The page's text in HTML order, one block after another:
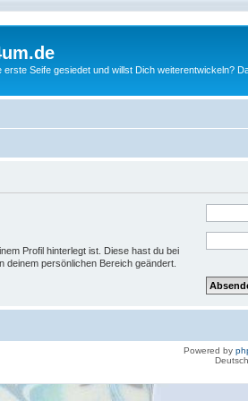
erste Seife gesiedet und willst Dich weiterentwickeln?
Profil hinterlegt ist. Diese hast du bei
deinem persönlichen Bereich geändert.
Powered by